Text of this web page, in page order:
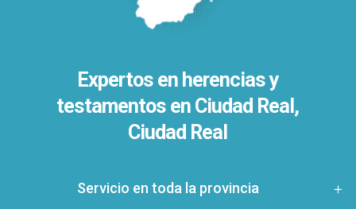
Expertos en herencias y
testamentos en Ciudad Real,
Ciudad Real
Servicio en toda la provincia